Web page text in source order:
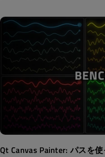
Qt Canvas Painter: パスを